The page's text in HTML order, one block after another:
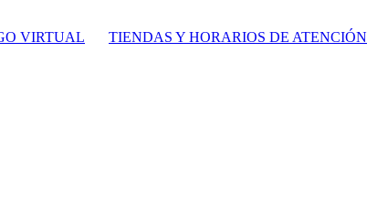
VIRTUAL TIENDAS Y HORARIOS DE ATENCIÓN